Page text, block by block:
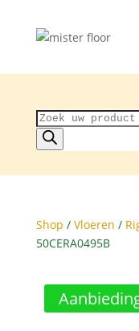
Producten
zoeken
Shop / Vloeren /
50CERA0495B